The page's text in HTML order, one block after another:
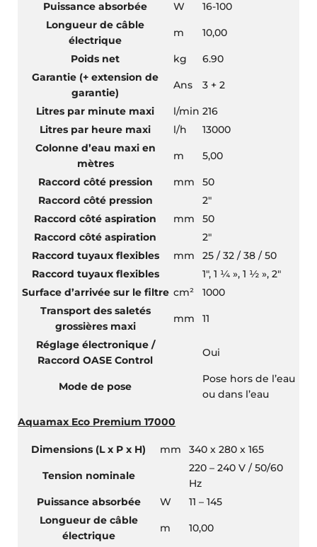
Puissance absorbée
W
16-100
Longueur de câble
électrique
m 10,00
Poids net kg
6.90
Garantie (+ extension de
garantie)
Ans 3 + 2
Litres par minute maxi l/min 216
Litres par heure maxi
l/h
13000
Colonne d’eau maxi en
mètres
m 5,00
Raccord côté pression mm
50
Raccord côté pression
2″
Raccord côté aspiration
mm
50
Raccord côté aspiration
2″
Raccord tuyaux flexibles
mm
25 / 32 / 38 / 50
Raccord tuyaux flexibles
1″, 1 ¼ », 1 ½ », 2″
Surface d’arrivée sur le filtre cm²
1000
Transport des saletés
grossières maxi
mm 11
Réglage électronique /
Raccord OASE Control
Oui
Mode de pose
Pose hors de l’eau
ou dans l’eau
Aquamax Eco Premium 17000
Dimensions (L x P x H) mm 340 x 280 x 165
Tension nominale
220 – 240 V / 50/60
Hz
Puissance absorbée
W
11 – 145
Longueur de câble
électrique
m 10,00